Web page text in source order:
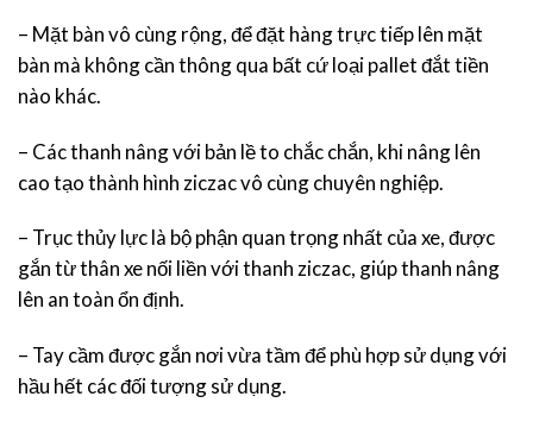
– Mặt bàn vô cùng rộng, để đặt hàng trực tiếp lên mặt
bàn mà không cần thông qua bất cứ loại pallet đắt tiền
nào khác.
– Các thanh nâng với bản lề to chắc chắn, khi nâng lên
cao tạo thành hình ziczac vô cùng chuyên nghiệp.
– Trục thủy lực là bộ phận quan trọng nhất của xe, được
gắn từ thân xe nối liền với thanh ziczac, giúp thanh nâng
lên an toàn ổn định.
– Tay cầm được gắn nơi vừa tầm để phù hợp sử dụng với
hầu hết các đối tượng sử dụng.